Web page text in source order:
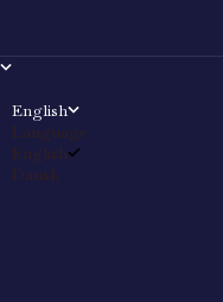
English
Language
English
Dansk